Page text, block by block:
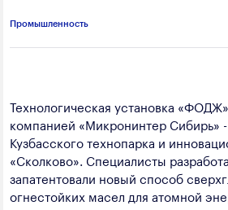
Химическая промышленность
Электроэнергетика
Промышленность строительных
Добыча общераспространенных
полезных ископаемых
Лёгкая промышленность
промышленности
dprom@ako.ru
Создание сайта
Промышленность
Технологическая установка
компанией «Микронинтер Сибирь»
Кузбасского технопарка и
«Сколково». Специалисты
запатентовали новый способ
огнестойких масел для атомной